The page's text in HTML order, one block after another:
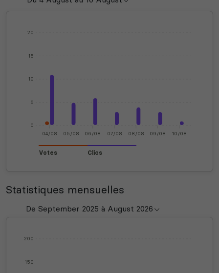
0
5
10
15
20
04/08 05/08 06/08 07/08 08/08 09/08 10/08
Votes Clics
Statistiques mensuelles
150
200